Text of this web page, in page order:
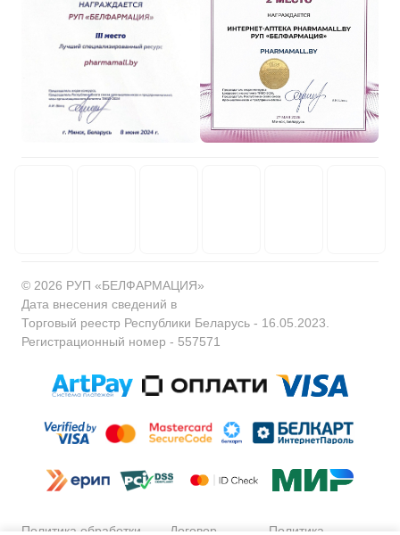
© 2026 РУП «БЕЛФАРМАЦИЯ»
Дата внесения сведений в
Торговый реестр Республики Беларусь - 16.05.2023.
Регистрационный номер - 557571
Политика обработки Договор Политика